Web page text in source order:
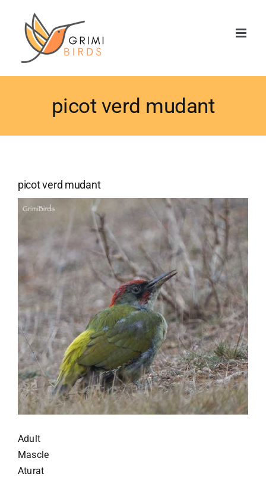
contenido
picot verd mudant
picot verd mudant
Adult
Mascle
Aturat